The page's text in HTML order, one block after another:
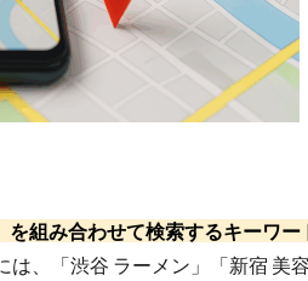
を組み合わせて検索するキーワ
は、「渋谷 ラーメン」「新宿 美